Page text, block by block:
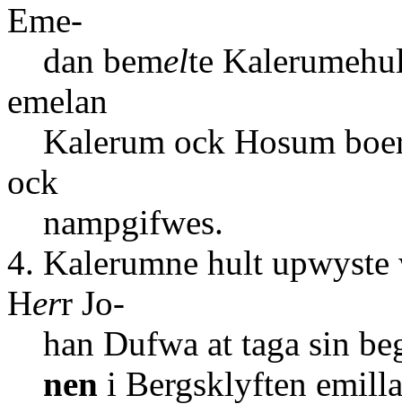
Eme-
dan bemelte
emelan
Kalerum ock Hosum
ock
nampgifwes.
4. Kalerumne hult upwyste
Herr Jo-
han Dufwa at taga sin
nen i Bergsklyften